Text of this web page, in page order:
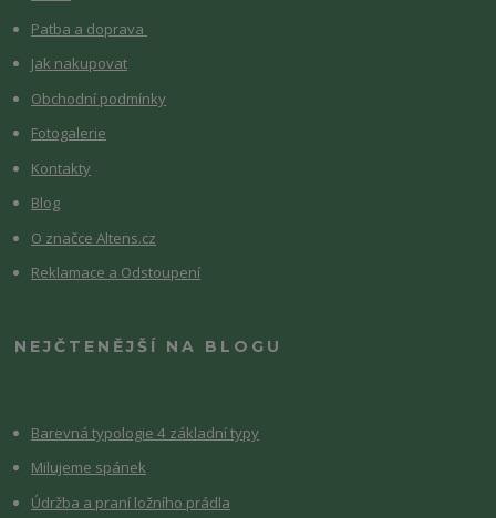
Patba a doprava
Jak nakupovat
Obchodní podmínky
Fotogalerie
Kontakty
Blog
O značce Altens.cz
Reklamace a Odstoupení
NEJČTENĚJŠÍ NA BLOGU
Barevná typologie 4 základní typy
Milujeme spánek
Údržba a praní ložního prádla